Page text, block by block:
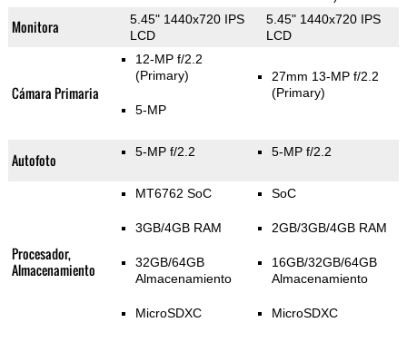
Monitora
5.45" 1440x720 IPS
LCD
5.45" 1440x720 IPS
LCD
Cámara Primaria
12-MP f/2.2
(Primary)
5-MP
27mm 13-MP f/2.2
(Primary)
Autofoto 5-MP f/2.2 5-MP f/2.2
Procesador,
Almacenamiento
MT6762 SoC
3GB/4GB RAM
32GB/64GB
Almacenamiento
MicroSDXC
SoC
2GB/3GB/4GB RAM
16GB/32GB/64GB
Almacenamiento
MicroSDXC